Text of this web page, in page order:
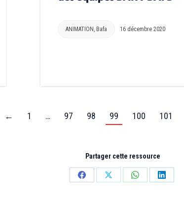
ANIMATION , Bafa 16 décembre 2020
← 1 … 97 98 99 100 101
Partager cette ressource
PartagerPartagerPartagerPartager